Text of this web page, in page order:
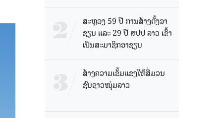
ສະຫຼອງ 59 ປີ ການສ້າງຕັ້ງອາ
ຊຽນ ແລະ 29 ປີ ສປປ ລາວ ເຂົ້າ
ເປັນສະມາຊິກອາຊຽນ
ສ້າງຄວາມເຂັ້ມແຂງໃຫ້ສື່ມວນ
ຊົນຊາວໜຸ່ມລາວ